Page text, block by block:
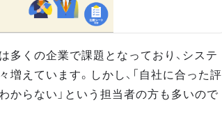
多くの企業で課題となっており、システ
増えています。しかし、「自社に合った評
からない」という担当者の方も多いので